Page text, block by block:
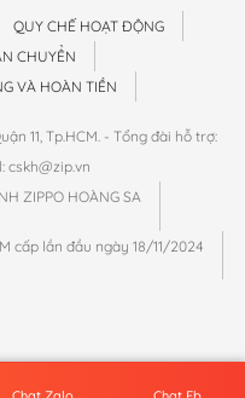
QUY CHẾ HOẠT ĐỘNG
CHUYỂN
VÀ HOÀN TIỀN
11, Tp.HCM. - Tổng đài hỗ trợ:
cskh@zip.vn
ZIPPO HOÀNG SA
cấp lần đầu ngày 18/11/2024
Zippo Hoàng Sa